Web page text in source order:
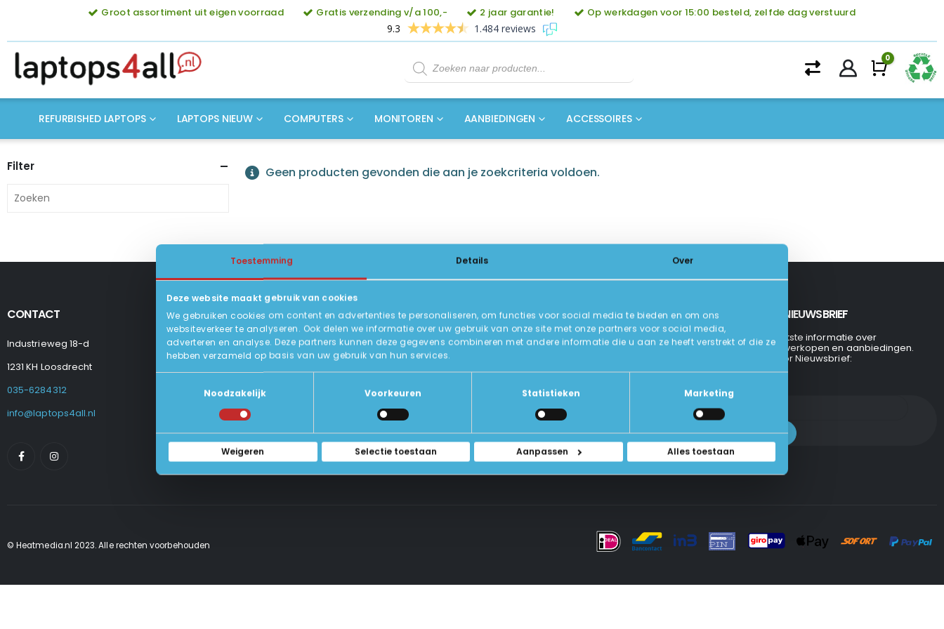
Toestemming Details Over
Deze website maakt gebruik van cookies
We gebruiken cookies om content en advertenties te personaliseren, om functies voor social media te bieden en om ons
websiteverkeer te analyseren. Ook delen we informatie over uw gebruik van onze site met onze partners voor social media,
adverteren en analyse. Deze partners kunnen deze gegevens combineren met andere informatie die u aan ze heeft verstrekt of die ze
hebben verzameld op basis van uw gebruik van hun services.
Noodzakelijk
Voorkeuren Statistieken Marketing
Weigeren Selectie toestaan Aanpassen Alles toestaan
Groot assortiment uit eigen voorraad Gratis verzending v/a 100,- 2 jaar garantie!
Op werkdagen voor 15:00 besteld, zelfde dag verstuurd
9.3
1.484 reviews
Producten
zoeken
0
REFURBISHED LAPTOPS LAPTOPS NIEUW COMPUTERS MONITOREN AANBIEDINGEN ACCESSOIRES
Geen producten gevonden die aan je zoekcriteria voldoen.
Filter
CONTACT
Industrieweg 18-d
1231 KH Loosdrecht
035-6284312
info@laptops4all.nl
KLANTENSERVICE
Levering
Betalen En Bestellen
Retourneren
Veel Gestelde Vragen
Algemene Voorwaarden
Privacy Beleid
INFORMATIE
Over Ons
U-Pas
Contact Met Ons Opnemen
INSCHRIJVEN NIEUWSBRIEF
Ontvang de laatste informatie over
evenementen, verkopen en aanbiedingen.
Aanmelden voor Nieuwsbrief:
© Heatmedia.nl 2023. Alle rechten voorbehouden